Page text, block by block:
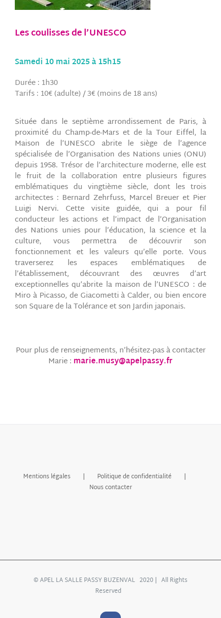
Les coulisses de l’UNESCO
Samedi 10 mai 2025 à 15h15
Durée : 1h30
Tarifs : 10€ (adulte) / 3€ (moins de 18 ans)
Située dans le septième arrondissement de Paris, à
proximité du Champ-de-Mars et de la Tour Eiffel, la
Maison de l’UNESCO abrite le siège de l’agence
spécialisée de l’Organisation des Nations unies (ONU)
depuis 1958. Trésor de l’architecture moderne, elle est
le fruit de la collaboration entre plusieurs figures
emblématiques du vingtième siècle, dont les trois
architectes : Bernard Zehrfuss, Marcel Breuer et Pier
Luigi Nervi. Cette visite guidée, qui a pour fil
conducteur les actions et l’impact de l’Organisation
des Nations unies pour l’éducation, la science et la
culture, vous permettra de découvrir son
fonctionnement et les valeurs qu’elle porte. Vous
traverserez les espaces emblématiques de
l’établissement, découvrant des œuvres d’art
exceptionnelles qu’abrite la maison de l’UNESCO : de
Miro à Picasso, de Giacometti à Calder, ou bien encore
son Square de la Tolérance et son Jardin japonais.
Pour plus de renseignements, n’hésitez-pas à contacter
Marie : marie.musy@apelpassy.fr
Mentions légales
Politique de confidentialité
Nous contacter
© APEL LA SALLE PASSY BUZENVAL 2020 | All Rights
Reserved